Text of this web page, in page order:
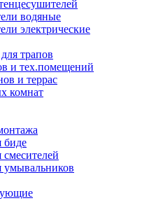
водяные
электрические
трапов
и тех.помещений
и террас
комнат
биде
умывальников